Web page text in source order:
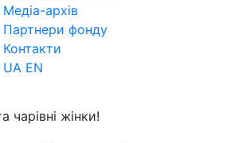
Медіа-архів
Партнери фонду
Контакти
UA EN
чарівні жінки!